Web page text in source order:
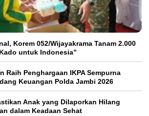
Korem 052/Wijayakrama Tanam 2.000
untuk Indonesia”
Raih Penghargaan IKPA Sempurna
Keuangan Polda Jambi 2026
Anak yang Dilaporkan Hilang
dalam Keadaan Sehat